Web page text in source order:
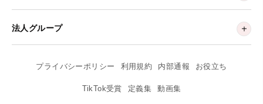
法人グループ
プライバシーポリシー 利用規約 内部通報 お役立ち
TikTok受賞 定義集 動画集